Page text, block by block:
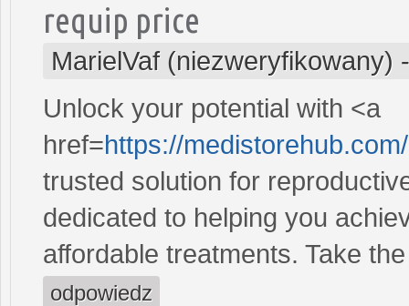
requip price
MarielVaf (niezweryfikowany)
Unlock your potential with <a
href=https://
trusted solution for
dedicated to helping you
affordable treatments. Take
odpowiedz